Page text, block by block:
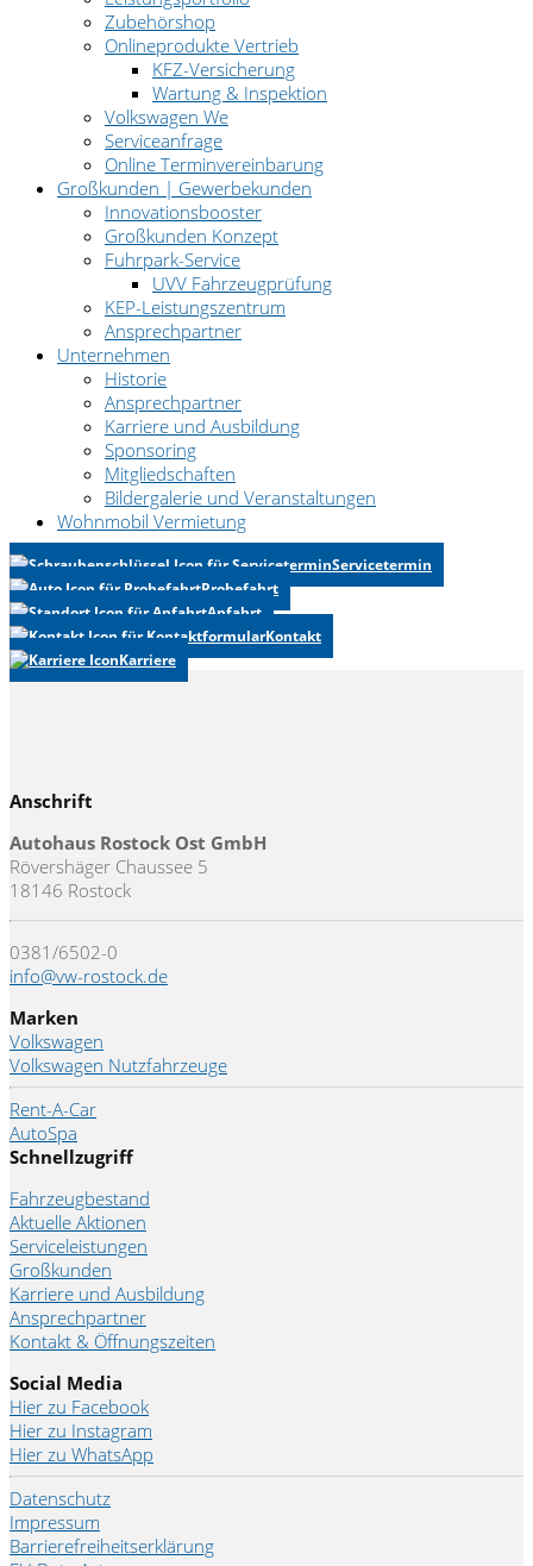
Zubehörshop
Onlineprodukte Vertrieb
KFZ-Versicherung
Wartung & Inspektion
Volkswagen We
Serviceanfrage
Online Terminvereinbarung
Großkunden | Gewerbekunden
Innovationsbooster
Großkunden Konzept
Fuhrpark-Service
UVV Fahrzeugprüfung
KEP-Leistungszentrum
Ansprechpartner
Unternehmen
Historie
Ansprechpartner
Karriere und Ausbildung
Sponsoring
Mitgliedschaften
Bildergalerie und Veranstaltungen
Wohnmobil Vermietung
Servicetermin
Probefahrt
Anfahrt
Kontakt
Karriere
Anschrift
Autohaus Rostock Ost GmbH
Rövershäger Chaussee 5
18146 Rostock
0381/6502-0
info@vw-rostock.de
Marken
Volkswagen
Volkswagen Nutzfahrzeuge
Rent-A-Car
AutoSpa
Schnellzugriff
Fahrzeugbestand
Aktuelle Aktionen
Serviceleistungen
Großkunden
Karriere und Ausbildung
Ansprechpartner
Kontakt & Öffnungszeiten
Social Media
Hier zu Facebook
Hier zu Instagram
Hier zu WhatsApp
Datenschutz
Impressum
Barrierefreiheitserklärung